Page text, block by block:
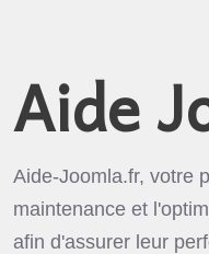
Aide
Aide-Joomla.fr, votre
maintenance et
afin d'assurer leur